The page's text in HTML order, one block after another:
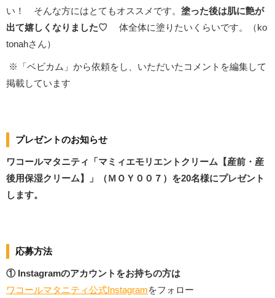
い！ そんな方にはとてもオススメです。 塗った後は肌に艶が
出て嬉しくなりました♡ 体全体に塗りたいくらいです。（ko
tonahさん）
※「ベビカム」から依頼をし、いただいたコメントを編集して
掲載しています
プレゼントのお知らせ
ワコールマタニティ「マミィエモリエントクリーム【産前・産
後用保湿クリーム】」（ＭＯＹ００７）を20名様にプレゼント
します。
応募方法
① Instagramのアカウントをお持ちの方は
ワコールマタニティ公式Instagramをフォロー